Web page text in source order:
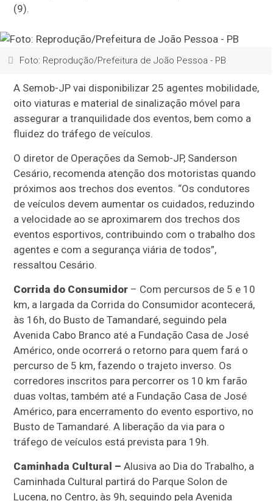
(9).
Foto: Reprodução/Prefeitura de João Pessoa - PB
A Semob-JP vai disponibilizar 25 agentes mobilidade,
oito viaturas e material de sinalização móvel para
assegurar a tranquilidade dos eventos, bem como a
fluidez do tráfego de veículos.
O diretor de Operações da Semob-JP, Sanderson
Cesário, recomenda atenção dos motoristas quando
próximos aos trechos dos eventos. “Os condutores
de veículos devem aumentar os cuidados, reduzindo
a velocidade ao se aproximarem dos trechos dos
eventos esportivos, contribuindo com o trabalho dos
agentes e com a segurança viária de todos”,
ressaltou Cesário.
Corrida do Consumidor – Com percursos de 5 e 10
km, a largada da Corrida do Consumidor acontecerá,
às 16h, do Busto de Tamandaré, seguindo pela
Avenida Cabo Branco até a Fundação Casa de José
Américo, onde ocorrerá o retorno para quem fará o
percurso de 5 km, fazendo o trajeto inverso. Os
corredores inscritos para percorrer os 10 km farão
duas voltas, também até a Fundação Casa de José
Américo, para encerramento do evento esportivo, no
Busto de Tamandaré. A liberação da via para o
tráfego de veículos está prevista para 19h.
Caminhada Cultural –Alusiva ao Dia do Trabalho, a
Caminhada Cultural partirá do Parque Solon de
Lucena, no Centro, às 9h, seguindo pela Avenida